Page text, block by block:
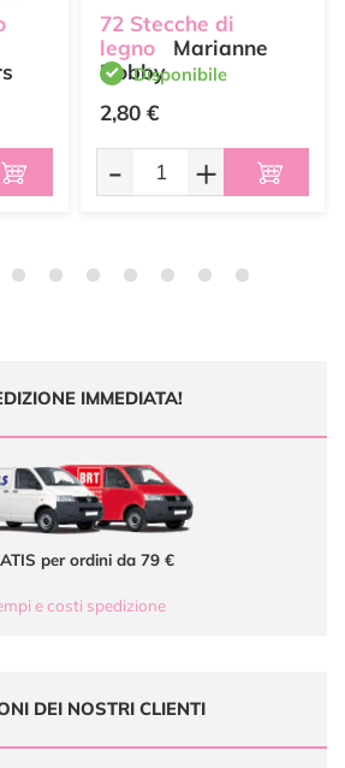
72 Stecche di
legno
Marianne
HobbyDisponibile
2,80 €
- +
IMMEDIATA!
per ordini da 79 €
e costi spedizione
DEI NOSTRI CLIENTI